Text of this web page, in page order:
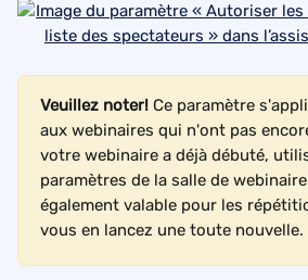
Veuillez noter! Ce paramètre
aux webinaires qui n'ont pas
votre webinaire a déjà débuté,
paramètres de la salle de
également valable pour les
vous en lancez une toute nouvelle.